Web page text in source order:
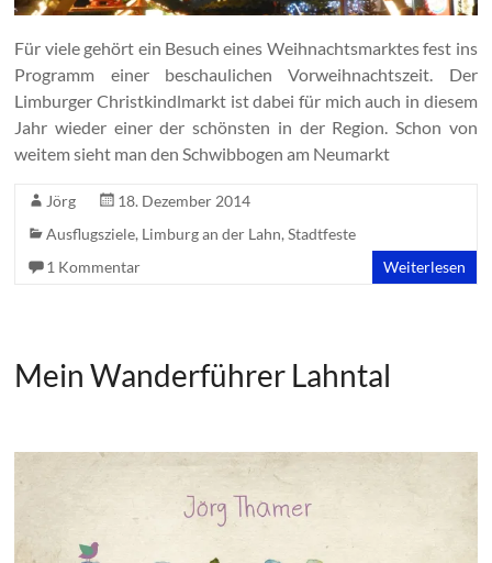
Für viele gehört ein Besuch eines Weihnachtsmarktes fest ins
Programm einer beschaulichen Vorweihnachtszeit. Der
Limburger Christkindlmarkt ist dabei für mich auch in diesem
Jahr wieder einer der schönsten in der Region. Schon von
weitem sieht man den Schwibbogen am Neumarkt
Jörg
18. Dezember 2014
Ausflugsziele, Limburg an der Lahn,Stadtfeste
1 Kommentar
Weiterlesen
Mein Wanderführer Lahntal